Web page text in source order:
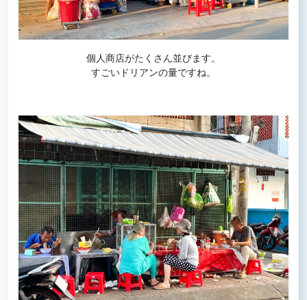
個人商店がたくさん並びます。
すごいドリアンの量ですね。